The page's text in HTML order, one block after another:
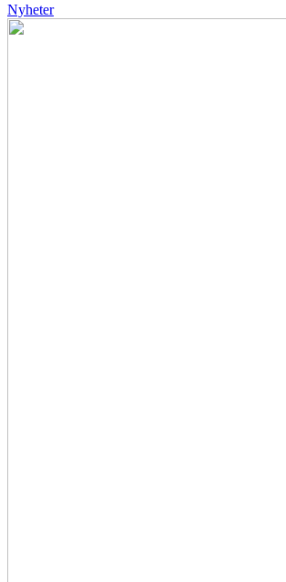
Nyheter